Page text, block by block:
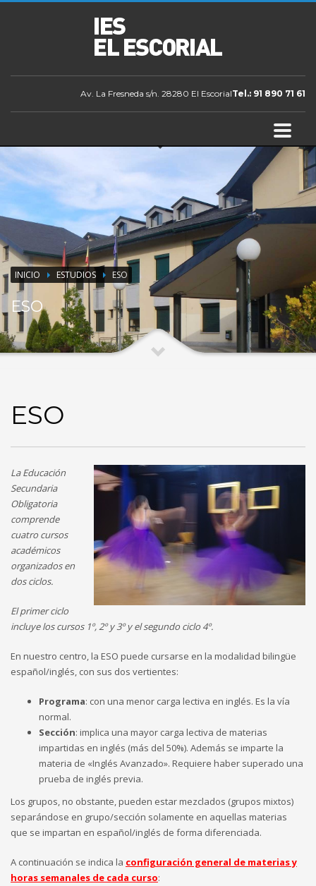
Av. La Fresneda s/n. 28280 El EscorialTel.: 91 890 71 61
INICIO ESTUDIOS ESO
ESO
ESO
La Educación
Secundaria
Obligatoria
comprende
cuatro cursos
académicos
organizados en
dos ciclos.
El primer ciclo
incluye los cursos 1º, 2º y 3º y el segundo ciclo 4º.
En nuestro centro, la ESO puede cursarse en la modalidad bilingüe
español/inglés, con sus dos vertientes:
Programa: con una menor carga lectiva en inglés. Es la vía
normal.
Sección: implica una mayor carga lectiva de materias
impartidas en inglés (más del 50%). Además se imparte la
materia de «Inglés Avanzado». Requiere haber superado una
prueba de inglés previa.
Los grupos, no obstante, pueden estar mezclados (grupos mixtos)
separándose en grupo/sección solamente en aquellas materias
que se impartan en español/inglés de forma diferenciada.
A continuación se indica la configuración general de materias y
horas semanales de cada curso: